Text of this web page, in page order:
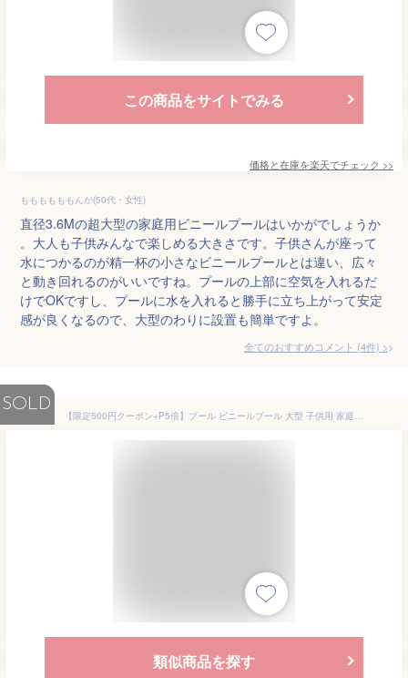
この商品をサイトでみる
価格と在庫を楽天でチェック >>
ももももももんが(50代・女性)
直径3.6Mの超大型の家庭用ビニールプールはいかがでしょうか
。大人も子供みんなで楽しめる大きさです。子供さんが座って
水につかるのが精一杯の小さなビニールプールとは違い、広々
と動き回れるのがいいですね。プールの上部に空気を入れるだ
けでOKですし、プールに水を入れると勝手に立ち上がって安定
感が良くなるので、大型のわりに設置も簡単ですよ。
全てのおすすめコメント (4件) >
SOLD
【限定500円クーポン+P5倍】プール ビニールプール 大型 子供用 家庭用 3m 子供 子ども 家庭用プール 空気入れセット 折りたたみ ベランダ ファミリープール レジャープール ガーデンプール ジャンボプール キッズプール エアープール プレイプール 子ども用プール
類似商品を探す